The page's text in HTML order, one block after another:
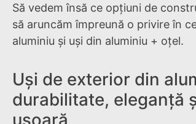
Să vedem însă ce opțiuni de
să aruncăm împreună o privire în
aluminiu și uși din aluminiu + oțel.
Uși de exterior din
durabilitate, eleganță
ușoară